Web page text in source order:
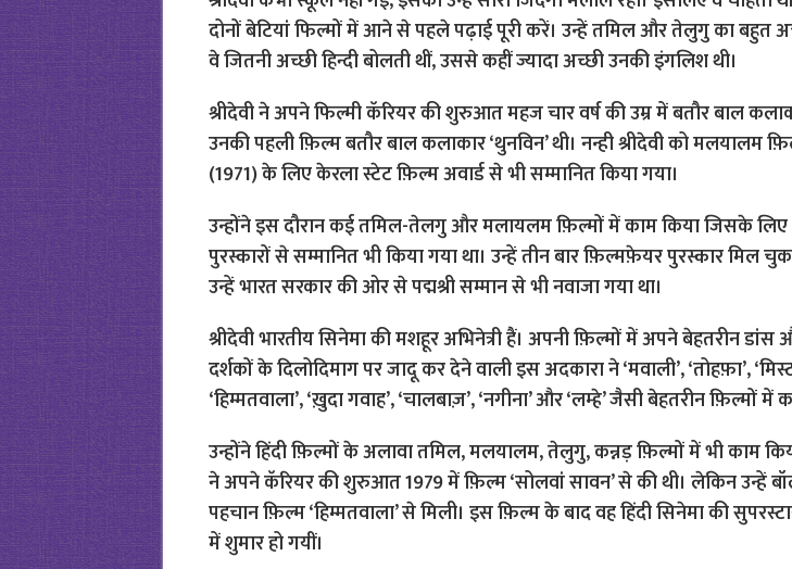
दोनों बेटियां फिल्मों में आने से पहले पढ़ाई पूरी करें। उन्हें तमिल और तेलुगु का बहुत
वे जितनी अच्छी हिन्दी बोलती थीं, उससे कहीं ज्यादा अच्छी उनकी इंगलिश थी।
श्रीदेवी ने अपने फिल्मी कॅरियर की शुरुआत महज चार वर्ष की उम्र में बतौर बाल
उनकी पहली फ़िल्म बतौर बाल कलाकार ‘थुनविन’ थी। नन्ही श्रीदेवी को मलयालम
(1971) के लिए केरला स्टेट फ़िल्म अवार्ड से भी सम्मानित किया गया।
उन्होंने इस दौरान कई तमिल-तेलगु और मलायलम फ़िल्मों में काम किया जिसके लिए
पुरस्कारों से सम्मानित भी किया गया था। उन्हें तीन बार फ़िल्मफ़ेयर पुरस्कार मिल
उन्हें भारत सरकार की ओर से पद्मश्री सम्मान से भी नवाजा गया था।
श्रीदेवी भारतीय सिनेमा की मशहूर अभिनेत्री हैं। अपनी फ़िल्मों में अपने बेहतरीन
दर्शकों के दिलोदिमाग पर जादू कर देने वाली इस अदकारा ने ‘मवाली’, ‘तोहफ़ा’,
‘हिम्मतवाला’, ‘ख़ुदा गवाह’, ‘चालबाज़’, ‘नगीना’ और ‘लम्हे’ जैसी बेहतरीन फ़िल्मों में
उन्होंने हिंदी फ़िल्मों के अलावा तमिल, मलयालम, तेलुगु, कन्नड़ फ़िल्मों में भी काम
ने अपने कॅरियर की शुरुआत 1979 में फ़िल्म ‘सोलवां सावन’ से की थी। लेकिन उन्हें
पहचान फ़िल्म ‘हिम्मतवाला’ से मिली। इस फ़िल्म के बाद वह हिंदी सिनेमा की
में शुमार हो गयीं।